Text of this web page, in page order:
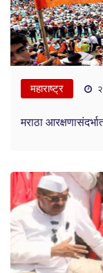
महाराष्ट्र
मराठा